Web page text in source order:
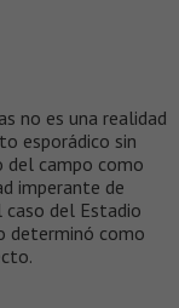
no es una realidad
esporádico sin
del campo como
imperante de
caso del Estadio
determinó como